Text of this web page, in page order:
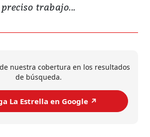
preciso trabajo...
nuestra cobertura en los resultados
de búsqueda.
La Estrella en Google ↗️